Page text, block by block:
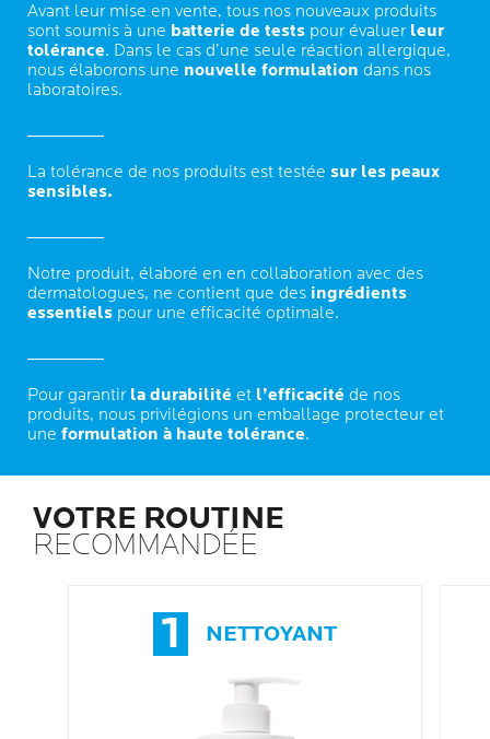
Avant leur mise en vente, tous nos nouveaux produits
sont soumis à une batterie de tests pour évaluer leur
tolérance. Dans le cas d’une seule réaction allergique,
nous élaborons une nouvelle formulation dans nos
laboratoires.
La tolérance de nos produits est testée sur les peaux
sensibles.
Notre produit, élaboré en en collaboration avec des
dermatologues, ne contient que des ingrédients
essentiels pour une efficacité optimale.
Pour garantir la durabilité et l’efficacité de nos
produits, nous privilégions un emballage protecteur et
une formulation à haute tolérance.
VOTRE ROUTINE
RECOMMANDÉE
1 NETTOYANT